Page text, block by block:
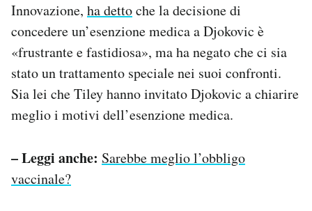
Innovazione, ha dettoche la decisione di
concedere un’esenzione medica a Djokovic è
«frustrante e fastidiosa», ma ha negato che ci sia
stato un trattamento speciale nei suoi confronti.
Sia lei che Tiley hanno invitato Djokovic a chiarire
meglio i motivi dell’esenzione medica.
– Leggi anche: Sarebbe meglio l’obbligo
vaccinale?